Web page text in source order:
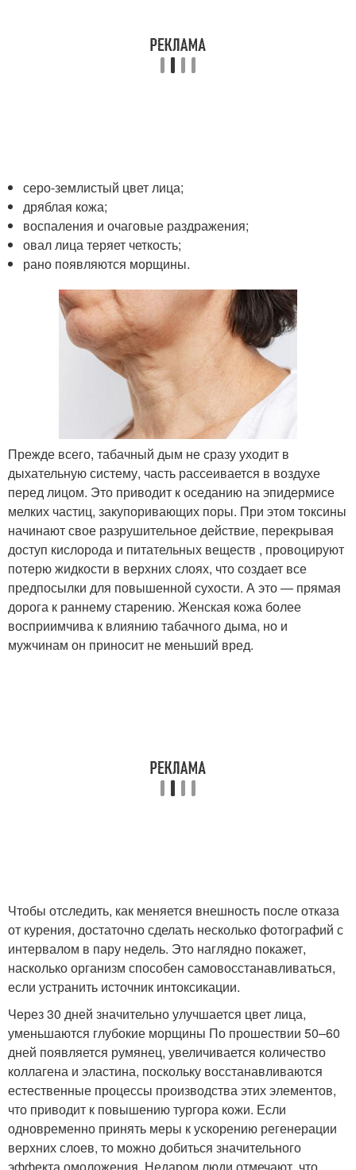
серо-землистый цвет лица;
дряблая кожа;
воспаления и очаговые раздражения;
овал лица теряет четкость;
рано появляются морщины.
Прежде всего, табачный дым не сразу уходит в
дыхательную систему, часть рассеивается в воздухе
перед лицом. Это приводит к оседанию на эпидермисе
мелких частиц, закупоривающих поры. При этом токсины
начинают свое разрушительное действие, перекрывая
доступ кислорода и питательных веществ , провоцируют
потерю жидкости в верхних слоях, что создает все
предпосылки для повышенной сухости. А это — прямая
дорога к раннему старению. Женская кожа более
восприимчива к влиянию табачного дыма, но и
мужчинам он приносит не меньший вред.
Чтобы отследить, как меняется внешность после отказа
от курения, достаточно сделать несколько фотографий с
интервалом в пару недель. Это наглядно покажет,
насколько организм способен самовосстанавливаться,
если устранить источник интоксикации.
Через 30 дней значительно улучшается цвет лица,
уменьшаются глубокие морщины По прошествии 50–60
дней появляется румянец, увеличивается количество
коллагена и эластина, поскольку восстанавливаются
естественные процессы производства этих элементов,
что приводит к повышению тургора кожи. Если
одновременно принять меры к ускорению регенерации
верхних слоев, то можно добиться значительного
эффекта омоложения. Недаром люди отмечают, что